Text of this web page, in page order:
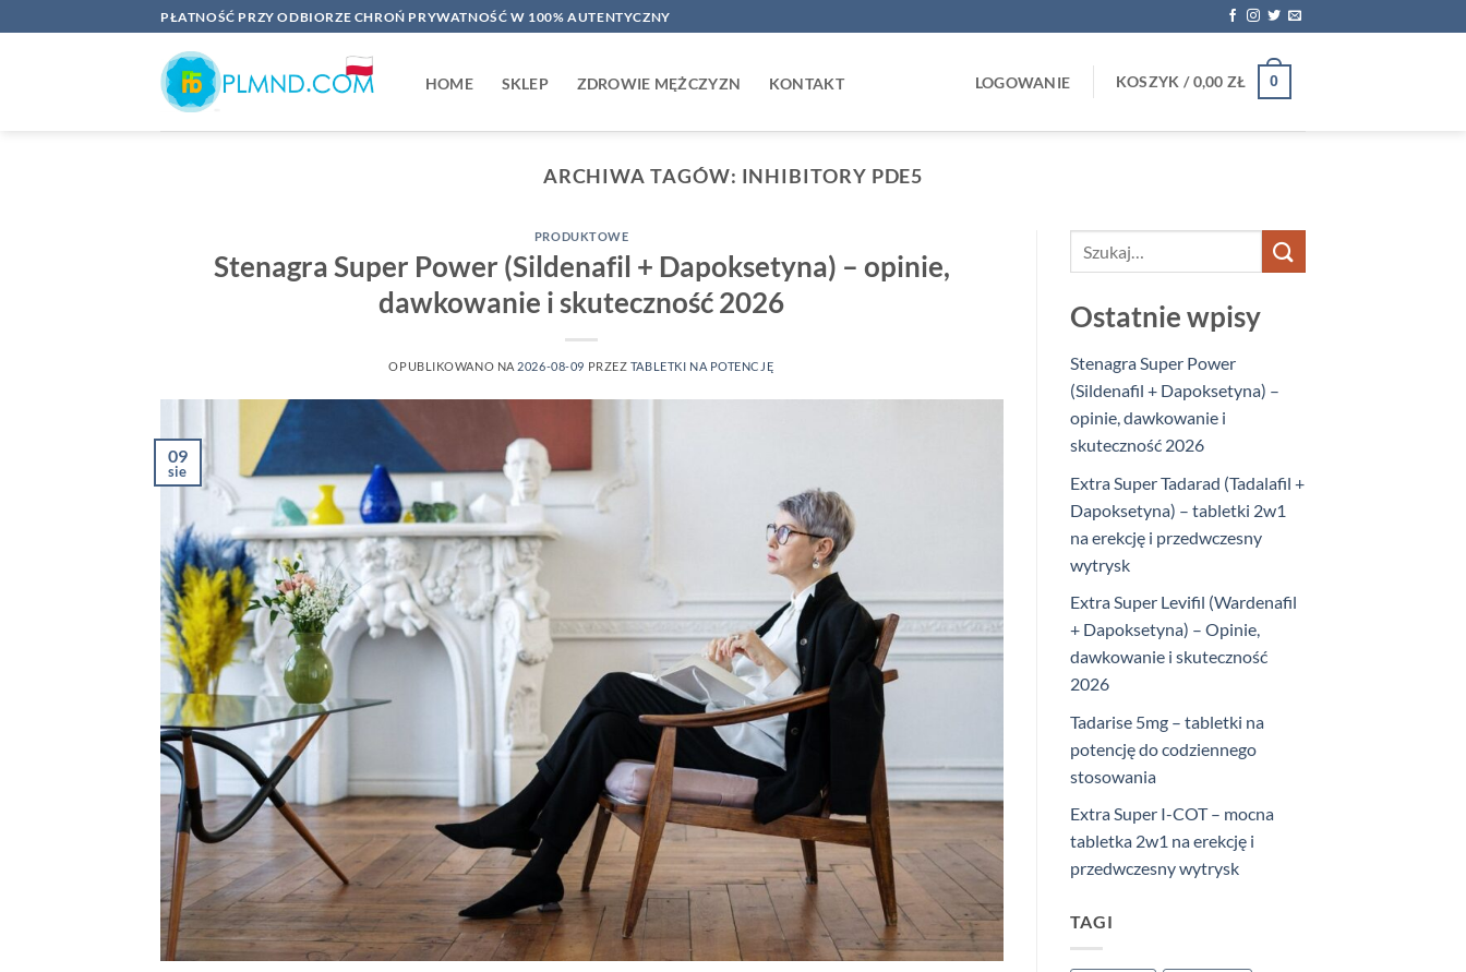
do
PŁATNOŚĆ PRZY ODBIORZE CHROŃ PRYWATNOŚĆ W 100% AUTENTYCZNY
HOME SKLEP ZDROWIE MĘŻCZYZN KONTAKT LOGOWANIE KOSZYK /0,00 ZŁ 0
ARCHIWA TAGÓW: INHIBITORY PDE5
PRODUKTOWE
Stenagra Super Power (Sildenafil + Dapoksetyna) – opinie,
dawkowanie i skuteczność 2026
OPUBLIKOWANO NA 2026-08-09 PRZEZ TABLETKI NA POTENCJĘ
09
sie
Ostatnie wpisy
Stenagra Super Power
(Sildenafil + Dapoksetyna) –
opinie, dawkowanie i
skuteczność 2026
Extra Super Tadarad (Tadalafil +
Dapoksetyna) – tabletki 2w1
na erekcję i przedwczesny
wytrysk
Extra Super Levifil (Wardenafil
+ Dapoksetyna) – Opinie,
dawkowanie i skuteczność
2026
Tadarise 5mg – tabletki na
potencję do codziennego
stosowania
Extra Super I-COT – mocna
tabletka 2w1 na erekcję i
przedwczesny wytrysk
TAGI